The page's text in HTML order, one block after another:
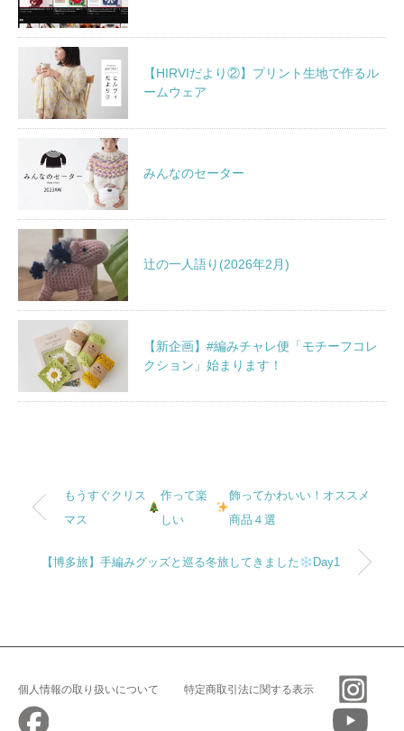
【HIRVIだより②】プリント生地で作るル
ームウェア
みんなのセーター
辻の一人語り(2026年2月)
【新企画】#編みチャレ便「モチーフコレ
クション」始まります！
もうすぐクリス
マス
作って楽
しい
飾ってかわいい！オススメ
商品４選
【博多旅】手編みグッズと巡る冬旅してきました Day1
個人情報の取り扱いについて 特定商取引法に関する表示